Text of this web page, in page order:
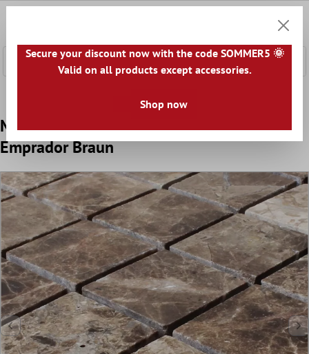
Marmor Naturstein Mosaikfliesen Rivoli
Emprador Braun
Secure your discount now with the code SOMMER5 🌞
Valid on all products except accessories.
Shop now